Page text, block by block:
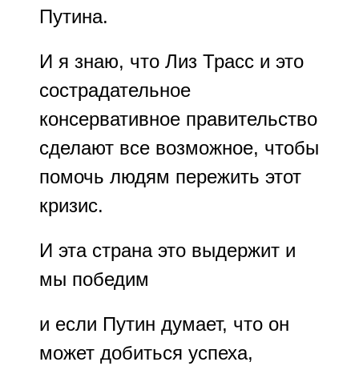
Путина.
И я знаю, что Лиз Трасс и это
сострадательное
консервативное правительство
сделают все возможное, чтобы
помочь людям пережить этот
кризис.
И эта страна это выдержит и
мы победим
и если Путин думает, что он
может добиться успеха,